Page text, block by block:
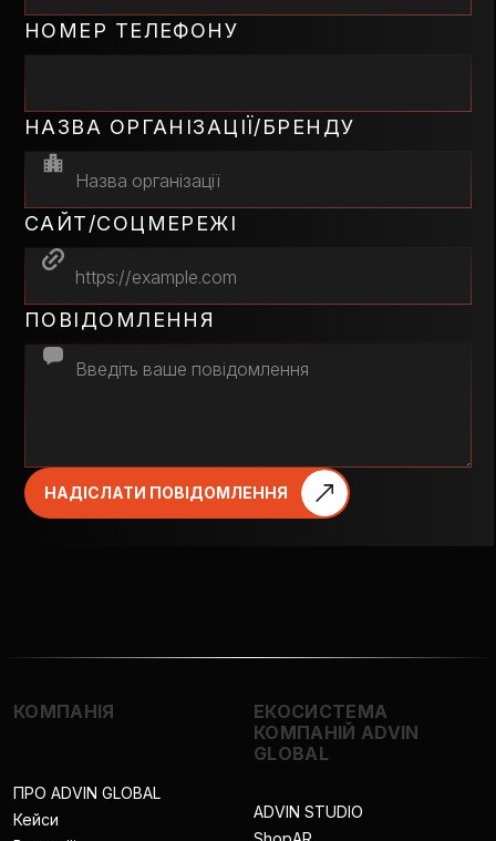
НОМЕР ТЕЛЕФОНУ
НАЗВА ОРГАНІЗАЦІЇ/БРЕНДУ
САЙТ/СОЦМЕРЕЖІ
ПОВІДОМЛЕННЯ
НАДІСЛАТИ ПОВІДОМЛЕННЯ
КОМПАНІЯ
ПРО ADVIN GLOBAL
Кейси
ЕКОСИСТЕМА
КОМПАНІЙ ADVIN
GLOBAL
ADVIN STUDIO